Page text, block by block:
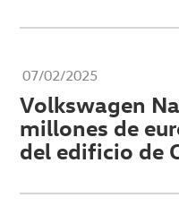
07/02/2025
Volkswagen
millones de
del edificio de